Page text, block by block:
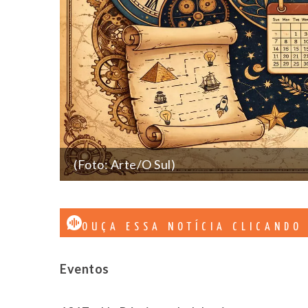
(Foto: Arte/O Sul)
OUÇA ESSA NOTÍCIA CLICANDO
Eventos